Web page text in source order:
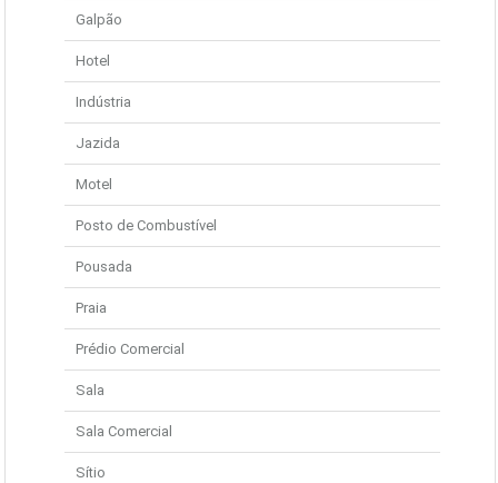
Galpão
Hotel
Indústria
Jazida
Motel
Posto de Combustível
Pousada
Praia
Prédio Comercial
Sala
Sala Comercial
Sítio